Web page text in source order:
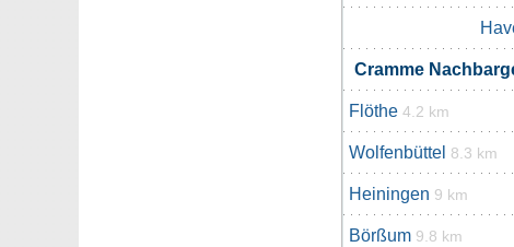
Cramme
Flöthe 4.2 km
Wolfenbüttel 8.3 km
Heiningen 9 km
Börßum 9.8 km